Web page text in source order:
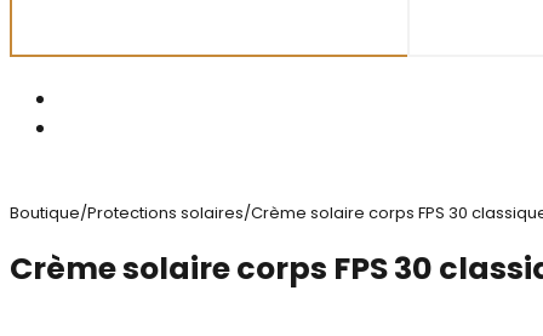
Boutique/Protections solaires/Crème solaire corps FPS 30
Crème solaire corps FPS 30